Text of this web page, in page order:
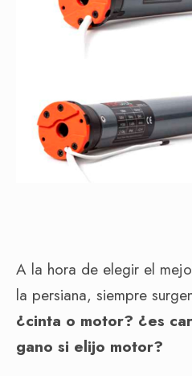
A la hora de elegir el
la persiana, siempre
¿cinta o motor? ¿es
gano si elijo motor?